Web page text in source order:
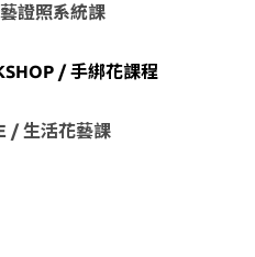
證照系統課
/ 手綁花課程
/ 生活花藝課